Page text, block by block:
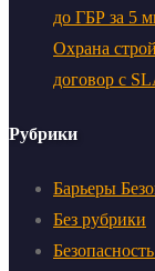
до ГБР за 5
Охрана
договор с
Рубрики
Барьеры
Без рубрики